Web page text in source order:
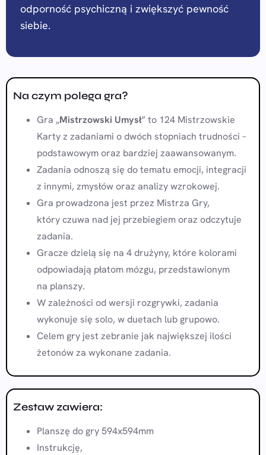
odporność psychiczną i zwiększyć pewność
siebie.
Na czym polega gra?
Gra „Mistrzowski Umysł” to 124 Mistrzowskie
Karty z zadaniami o dwóch stopniach trudności –
podstawowym oraz bardziej zaawansowanym.
Zadania odnoszą się do tematu emocji, integracji
z innymi, zmysłów oraz analizy wzrokowej.
Gra prowadzona jest przez Mistrza Gry,
który czuwa nad jej przebiegiem oraz odczytuje
zadania.
Gracze dzielą się na 4 drużyny, które kolorami
odpowiadają płatom mózgu, przedstawionym
na planszy.
W zależności od wersji rozgrywki, zadania
wykonuje się solo, w duetach lub grupowo.
Celem gry jest zebranie jak największej ilości
żetonów za wykonane zadania.
Zestaw zawiera:
Planszę do gry 594x594mm
Instrukcję,